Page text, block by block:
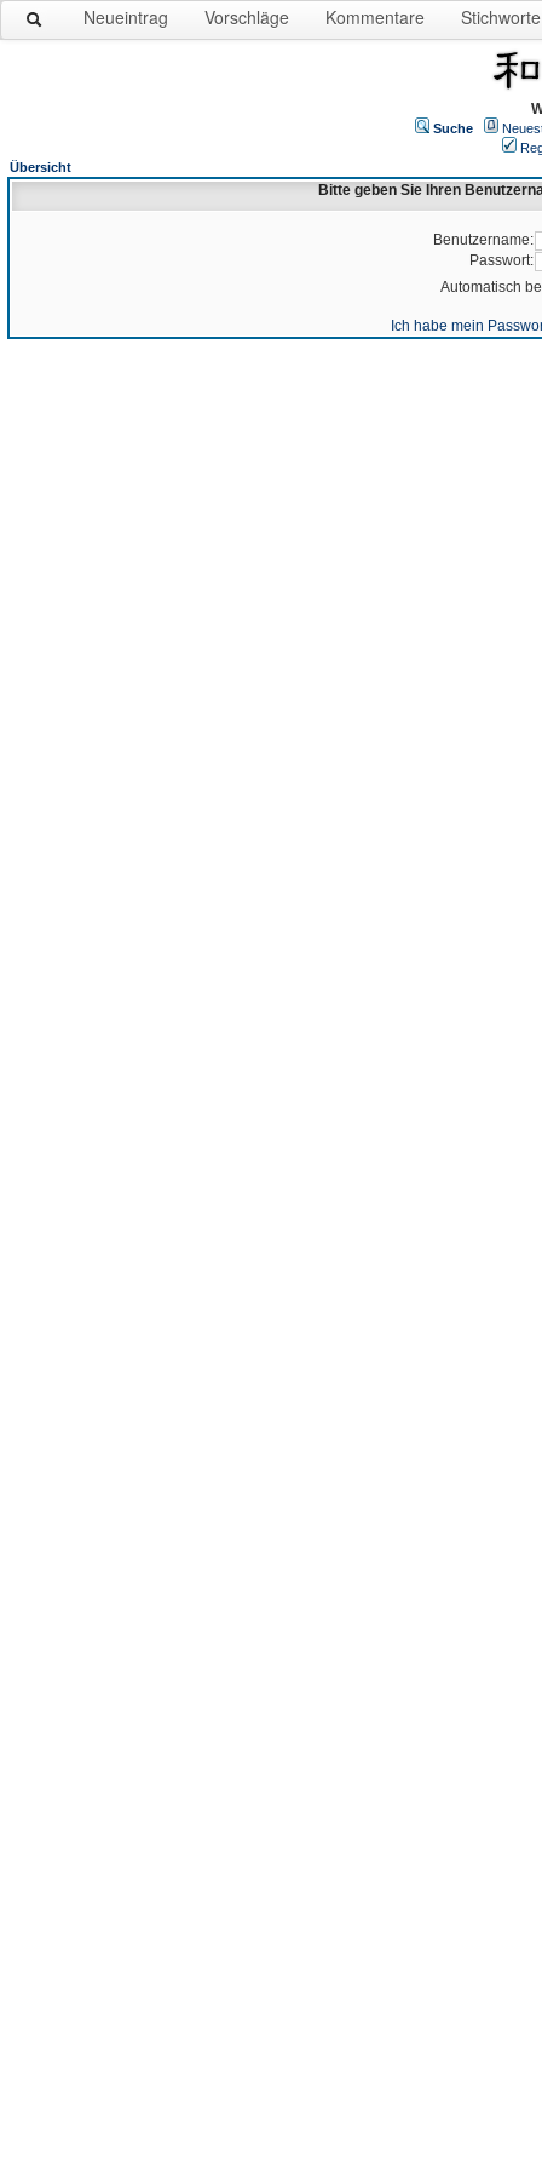
Neueintrag Vorschläge Kommentare Stichworte
Suche
Übersicht
Bitte geben Sie Ihren
Benutzername:
Passwort:
Automatisch
Ich habe mein